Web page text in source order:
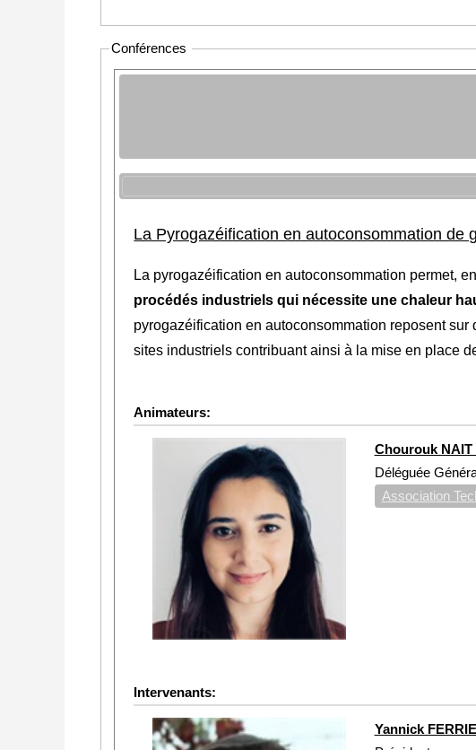
Conférences
La Pyrogazéification en autoconsommation de
La pyrogazéification en autoconsommation permet,
procédés industriels qui nécessite une chaleur
pyrogazéification en autoconsommation reposent
sites industriels contribuant ainsi à la mise en place
Animateurs:
Chourouk NAIT
Déléguée
Association
Intervenants:
Yannick